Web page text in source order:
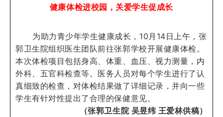
健康体检进校园，关爱学生促成长
为助力青少年学生健康成长，10月14日上午，张
郭卫生院组织医生团队前往张郭学校开展健康体检。
本次体检项目包括身高、体重、血压、视力测量，内
外科、五官科检查等。医务人员对每个学生进行了认
真细致的检查，对体检结果做了详细记录，并向一些
学生有针对性提出了合理的保健意见。
（张郭卫生院 吴昱纬 王爱林供稿）